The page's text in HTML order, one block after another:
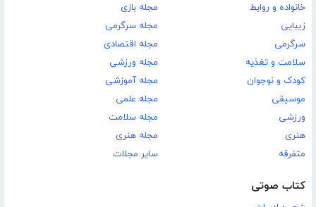
خانواده و روابط
زیبایی
سرگرمی
سلامت و تغذیه
کودک و نوجوان
موسیقی
ورزشی
هنری
متفرقه
مجله بازی
مجله سرگرمی
مجله اقتصادی
مجله ورزشی
مجله آموزشی
مجله علمی
مجله سلامت
مجله هنری
سایر مجلات
کتاب صوتی